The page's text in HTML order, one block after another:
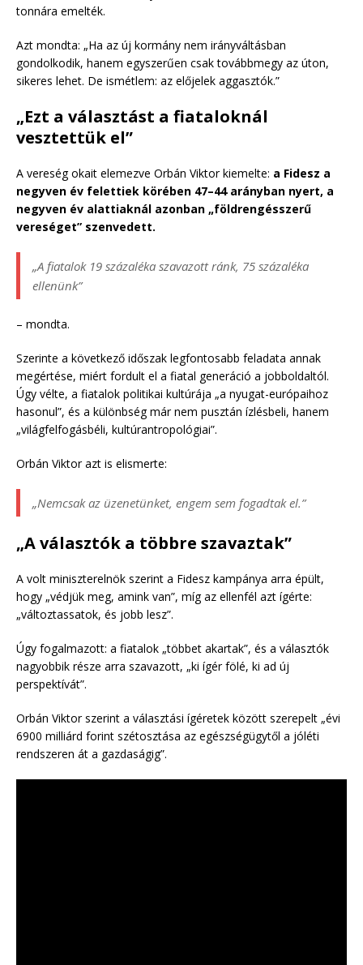
tonnára emelték.
Azt mondta: „Ha az új kormány nem irányváltásban
gondolkodik, hanem egyszerűen csak továbbmegy az úton,
sikeres lehet. De ismétlem: az előjelek aggasztók.”
„Ezt a választást a fiataloknál
vesztettük el”
A vereség okait elemezve Orbán Viktor kiemelte: a Fidesz a
negyven év felettiek körében 47–44 arányban nyert, a
negyven év alattiaknál azonban „földrengésszerű
vereséget” szenvedett.
„A fiatalok 19 százaléka szavazott ránk, 75 százaléka
ellenünk”
– mondta.
Szerinte a következő időszak legfontosabb feladata annak
megértése, miért fordult el a fiatal generáció a jobboldaltól.
Úgy vélte, a fiatalok politikai kultúrája „a nyugat-európaihoz
hasonul”, és a különbség már nem pusztán ízlésbeli, hanem
„világfelfogásbéli, kultúrantropológiai”.
Orbán Viktor azt is elismerte:
„Nemcsak az üzenetünket, engem sem fogadtak el.”
„A választók a többre szavaztak”
A volt miniszterelnök szerint a Fidesz kampánya arra épült,
hogy „védjük meg, amink van”, míg az ellenfél azt ígérte:
„változtassatok, és jobb lesz”.
Úgy fogalmazott: a fiatalok „többet akartak”, és a választók
nagyobbik része arra szavazott, „ki ígér fölé, ki ad új
perspektívát”.
Orbán Viktor szerint a választási ígéretek között szerepelt „évi
6900 milliárd forint szétosztása az egészségügytől a jóléti
rendszeren át a gazdaságig”.